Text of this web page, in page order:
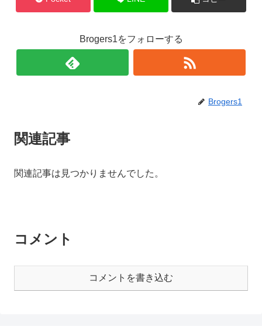
Brogers1をフォローする
Brogers1
関連記事
関連記事は見つかりませんでした。
コメント
コメントを書き込む